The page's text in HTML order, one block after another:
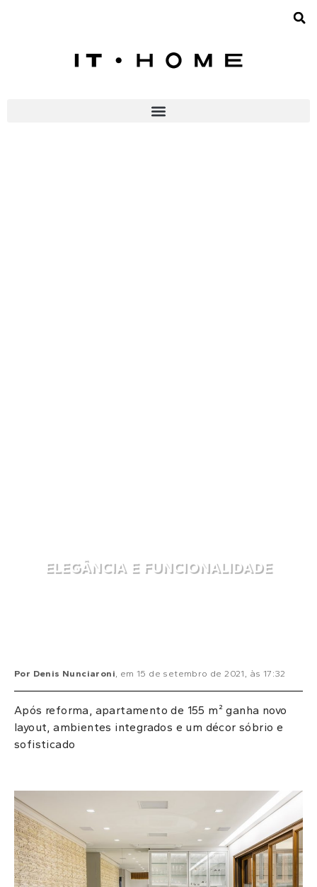
ELEGÂNCIA E FUNCIONALIDADE
Por Denis Nunciaroni, em 15 de setembro de 2021 , às 17:32
Após reforma, apartamento de 155 m² ganha novo
layout, ambientes integrados e um décor sóbrio e
sofisticado